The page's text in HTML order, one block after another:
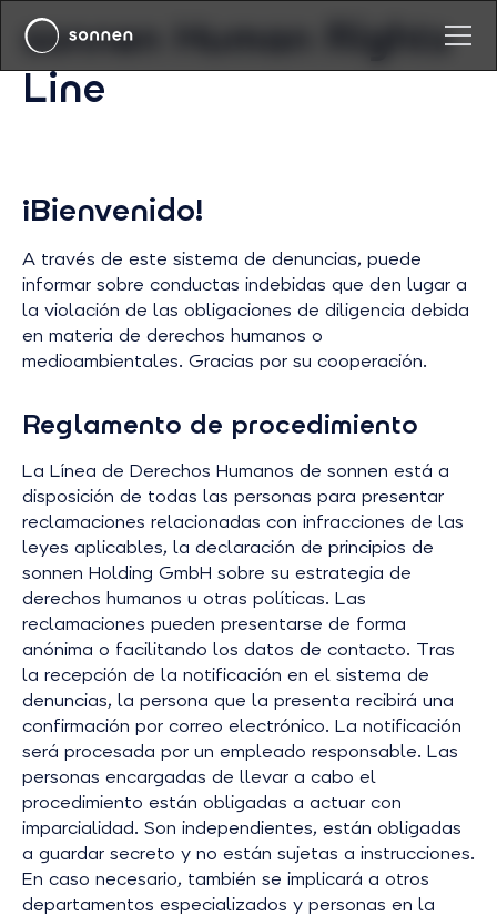
sonnen Human Rights
Line
¡Bienvenido!
A través de este sistema de denuncias, puede
informar sobre conductas indebidas que den lugar a
la violación de las obligaciones de diligencia debida
en materia de derechos humanos o
medioambientales. Gracias por su cooperación.
Reglamento de procedimiento
La Línea de Derechos Humanos de sonnen está a
disposición de todas las personas para presentar
reclamaciones relacionadas con infracciones de las
leyes aplicables, la declaración de principios de
sonnen Holding GmbH sobre su estrategia de
derechos humanos u otras políticas. Las
reclamaciones pueden presentarse de forma
anónima o facilitando los datos de contacto. Tras
la recepción de la notificación en el sistema de
denuncias, la persona que la presenta recibirá una
confirmación por correo electrónico. La notificación
será procesada por un empleado responsable. Las
personas encargadas de llevar a cabo el
procedimiento están obligadas a actuar con
imparcialidad. Son independientes, están obligadas
a guardar secreto y no están sujetas a instrucciones.
En caso necesario, también se implicará a otros
departamentos especializados y personas en la